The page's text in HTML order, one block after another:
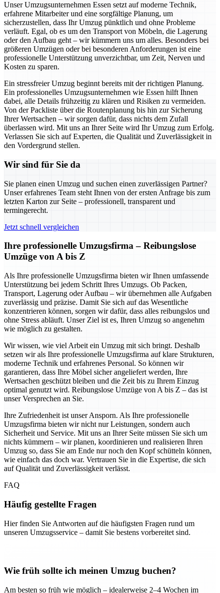
Unser Umzugsunternehmen Essen setzt auf moderne Technik,
erfahrene Mitarbeiter und eine sorgfältige Planung, um
sicherzustellen, dass Ihr Umzug pünktlich und ohne Probleme
verläuft. Egal, ob es um den Transport von Möbeln, die Lagerung
oder den Aufbau geht – wir kümmern uns um alles. Besonders bei
größeren Umzügen oder bei besonderen Anforderungen ist eine
professionelle Unterstützung unverzichtbar, um Zeit, Nerven und
Kosten zu sparen.
Ein stressfreier Umzug beginnt bereits mit der richtigen Planung.
Ein professionelles Umzugsunternehmen wie Essen hilft Ihnen
dabei, alle Details frühzeitig zu klären und Risiken zu vermeiden.
Von der Packliste über die Routenplanung bis hin zur Sicherung
Ihrer Wertsachen – wir sorgen dafür, dass nichts dem Zufall
überlassen wird. Mit uns an Ihrer Seite wird Ihr Umzug zum Erfolg.
Verlassen Sie sich auf Experten, die Qualität und Zuverlässigkeit in
den Vordergrund stellen.
Wir sind für Sie da
Sie planen einen Umzug und suchen einen zuverlässigen Partner?
Unser erfahrenes Team steht Ihnen von der ersten Anfrage bis zum
letzten Karton zur Seite – professionell, transparent und
termingerecht.
Jetzt schnell vergleichen
Ihre professionelle Umzugsfirma – Reibungslose
Umzüge von A bis Z
Als Ihre professionelle Umzugsfirma bieten wir Ihnen umfassende
Unterstützung bei jedem Schritt Ihres Umzugs. Ob Packen,
Transport, Lagerung oder Aufbau – wir übernehmen alle Aufgaben
zuverlässig und präzise. Damit Sie sich auf das Wesentliche
konzentrieren können, sorgen wir dafür, dass alles reibungslos und
ohne Stress abläuft. Unser Ziel ist es, Ihren Umzug so angenehm
wie möglich zu gestalten.
Wir wissen, wie viel Arbeit ein Umzug mit sich bringt. Deshalb
setzen wir als Ihre professionelle Umzugsfirma auf klare Strukturen,
moderne Technik und erfahrenes Personal. So können wir
garantieren, dass Ihre Möbel sicher angeliefert werden, Ihre
Wertsachen geschützt bleiben und die Zeit bis zu Ihrem Einzug
optimal genutzt wird. Reibungslose Umzüge von A bis Z – das ist
unser Versprechen an Sie.
Ihre Zufriedenheit ist unser Ansporn. Als Ihre professionelle
Umzugsfirma bieten wir nicht nur Leistungen, sondern auch
Sicherheit und Service. Mit uns an Ihrer Seite müssen Sie sich um
nichts kümmern – wir planen, koordinieren und realisieren Ihren
Umzug so, dass Sie am Ende nur noch den Kopf schütteln können,
wie einfach das doch war. Vertrauen Sie in die Expertise, die sich
auf Qualität und Zuverlässigkeit verlässt.
FAQ
Häufig gestellte Fragen
Hier finden Sie Antworten auf die häufigsten Fragen rund um
unseren Umzugsservice – damit Sie bestens vorbereitet sind.
Wie früh sollte ich meinen Umzug buchen?
Am besten so früh wie möglich – idealerweise 2–4 Wochen im